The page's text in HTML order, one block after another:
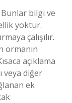
Bunlar bilgi ve
yoktur.
çalışılır.
ormanın
açıklama
veya diğer
ek